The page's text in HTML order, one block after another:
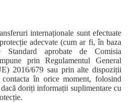
internaționale sunt efectuate
adecvate (cum ar fi, în baza
Standard aprobate de Comisia
prin Regulamentul General
2016/679 sau prin alte dispoziții
în orice moment, folosind
doriți informații suplimentare cu